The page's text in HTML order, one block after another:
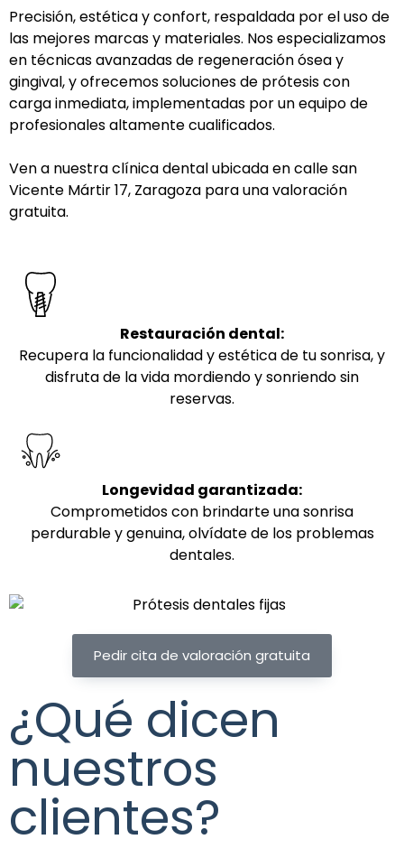
Precisión, estética y confort, respaldada por el uso de
las mejores marcas y materiales. Nos especializamos
en técnicas avanzadas de regeneración ósea y
gingival, y ofrecemos soluciones de prótesis con
carga inmediata, implementadas por un equipo de
profesionales altamente cualificados.
Ven a nuestra clínica dental ubicada en calle san
Vicente Mártir 17, Zaragoza para una valoración
gratuita.
Restauración dental:
Recupera la funcionalidad y estética de tu sonrisa, y
disfruta de la vida mordiendo y sonriendo sin
reservas.
Longevidad garantizada:
Comprometidos con brindarte una sonrisa
perdurable y genuina, olvídate de los problemas
dentales.
Pedir cita de valoración gratuita
¿Qué dicen
nuestros
clientes?